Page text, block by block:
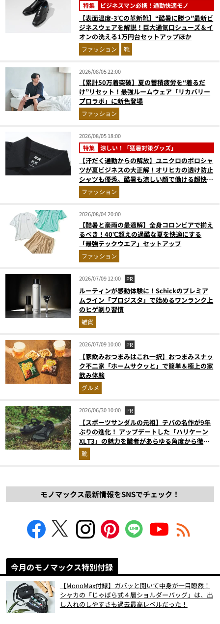
特集 ビジネスマン必携！通勤快適モノ
【表面温度-3℃の革新靴】“酷暑に勝つ”最新ビ
ジネスウェアを解説！巨大通気口シューズ＆イ
オンの洗える1万円台セットアップほか
ファッション 靴
2026/08/05 22:00
【累計50万着突破】夏の蓄積疲労を“着るだ
け”リセット！最強ルームウェア「リカバリー
プロラボ」に新色登場
ファッション
2026/08/05 18:00
特集 涼しい！「猛暑対策グッズ」
【汗だく通勤からの解放】ユニクロのポロシャ
ツが夏ビジネスの大正解！オリヒカの透け防止
シャツも優秀。酷暑も涼しい顔で働ける超快適
ウエアの実力
ファッション
2026/08/04 20:00
【酷暑と豪雨の最適解】全身コロンビアで揃え
るべき！40℃超えの過酷な夏を快適にする
「最強テックウエア」セットアップ
ファッション
2026/07/09 12:00 PR
ルーティンが感動体験に！Schickのプレミア
ムライン「プロジスタ」で始めるワンランク上
のヒゲ剃り習慣
雑貨
2026/07/09 10:00 PR
【家飲みおつまみはこれ一択】おつまみスナッ
ク不二家「ホームサクッと」で簡単＆極上の家
飲み体験
グルメ
2026/06/30 10:00 PR
【スポーツサンダルの元祖】テバの名作が9年
ぶりの進化！ アップデートした「ハリケーン
XLT3」の魅力を識者があらゆる角度から徹底
解説！
靴
モノマックス最新情報をSNSでチェック！
今月のモノマックス特別付録
【MonoMax付録】ガバッと開いて中身が一目瞭然！
シャカの「じゃばら式４層ショルダーバッグ」は、出
し入れのしやすさも過去最高レベルだった！